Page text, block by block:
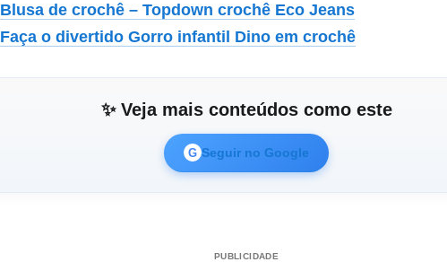
Blusa de crochê – Topdown crochê Eco Jeans
Faça o divertido Gorro infantil Dino em crochê
✨ Veja mais conteúdos como este
G Seguir no Google
PUBLICIDADE